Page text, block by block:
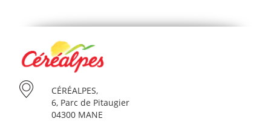
CÉRÉALPES,
6, Parc de Pitaugier
04300 MANE